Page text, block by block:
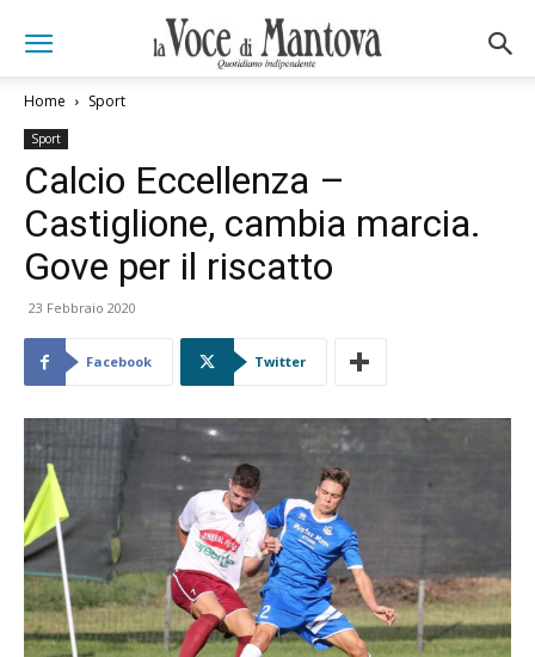
Home Sport
Sport
Calcio Eccellenza –
Castiglione, cambia marcia.
Gove per il riscatto
23 Febbraio 2020
Facebook Twitter